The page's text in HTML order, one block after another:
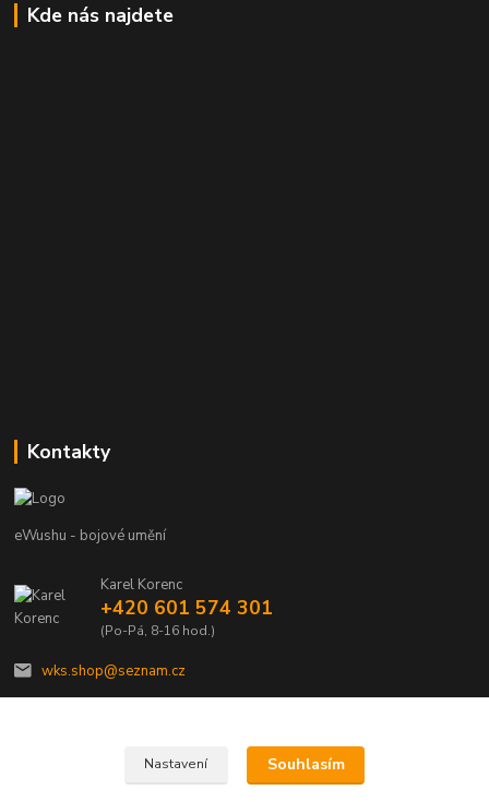
Kde nás najdete
Kontakty
eWushu - bojové umění
Karel Korenc
+420 601 574 301
(Po-Pá, 8-16 hod.)
wks.shop@seznam.cz
Nastavení Souhlasím